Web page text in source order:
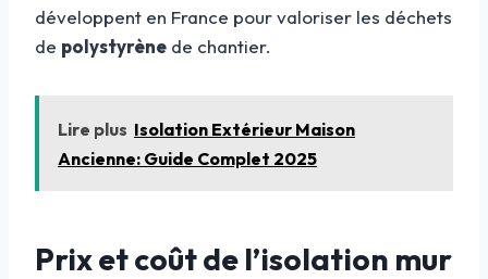
développent en France pour valoriser les déchets
de polystyrène de chantier.
Lire plus Isolation Extérieur Maison
Ancienne: Guide Complet 2025
Prix et coût de l’isolation mur